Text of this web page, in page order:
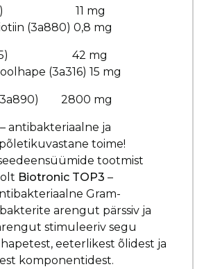
(3a821) 11 mg
0,8 mg
(3a825) 42 mg
(3a316) 15 mg
(3a890) 2800 mg
– antibakteriaalne ja
toime!
tootmist
Biotronic TOP3 –
Gram-
arengut pärssiv ja
stimuleeriv segu
eeterlikest õlidest ja
komponentidest.